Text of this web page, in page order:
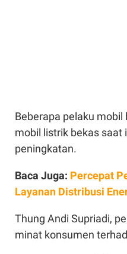
Beberapa pelaku
mobil listrik bekas saat
peningkatan.
Baca Juga: Percepat
Layanan Distribusi
Thung Andi Supriadi,
minat konsumen